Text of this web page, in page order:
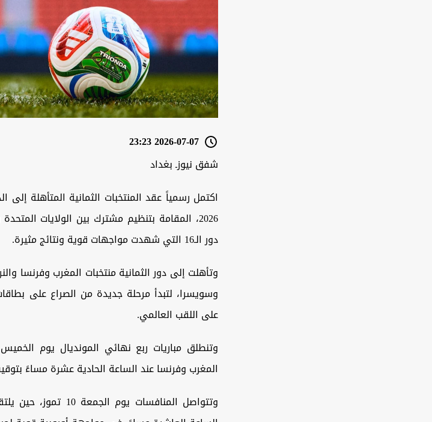
2026-07-07 23:23
شفق نيوزـ بغداد
اكتمل رسمياً عقد المنتخبات الثمانية المتأهلة
2026، المقامة بتنظيم مشترك بين الولايات
دور الـ16 التي شهدت مواجهات قوية ونتائج مثيرة.
وتأهلت إلى دور الثمانية منتخبات المغرب وفرنسا
وسويسرا، لتبدأ مرحلة جديدة من الصراع على
على اللقب العالمي.
المغرب وفرنسا عند الساعة الحادية عشرة مساءً
وتتواصل المنافسات